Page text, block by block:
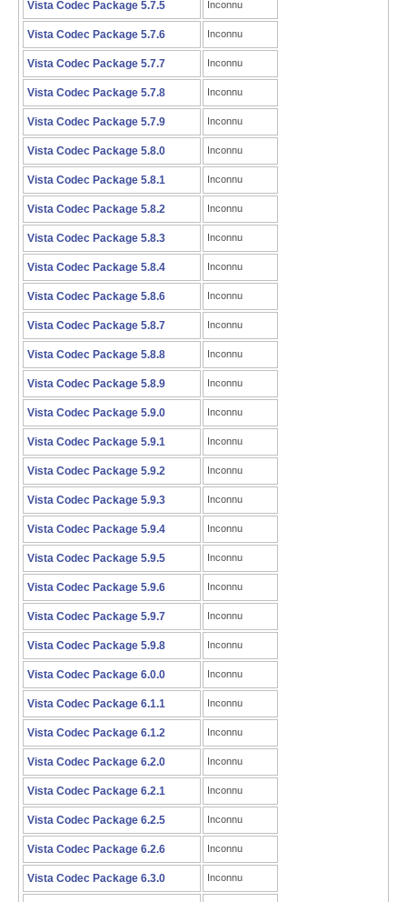
Vista Codec Package 5.7.5 Inconnu
Vista Codec Package 5.7.6 Inconnu
Vista Codec Package 5.7.7 Inconnu
Vista Codec Package 5.7.8 Inconnu
Vista Codec Package 5.7.9 Inconnu
Vista Codec Package 5.8.0 Inconnu
Vista Codec Package 5.8.1 Inconnu
Vista Codec Package 5.8.2 Inconnu
Vista Codec Package 5.8.3 Inconnu
Vista Codec Package 5.8.4 Inconnu
Vista Codec Package 5.8.6 Inconnu
Vista Codec Package 5.8.7 Inconnu
Vista Codec Package 5.8.8 Inconnu
Vista Codec Package 5.8.9 Inconnu
Vista Codec Package 5.9.0 Inconnu
Vista Codec Package 5.9.1 Inconnu
Vista Codec Package 5.9.2 Inconnu
Vista Codec Package 5.9.3 Inconnu
Vista Codec Package 5.9.4 Inconnu
Vista Codec Package 5.9.5 Inconnu
Vista Codec Package 5.9.6 Inconnu
Vista Codec Package 5.9.7 Inconnu
Vista Codec Package 5.9.8 Inconnu
Vista Codec Package 6.0.0 Inconnu
Vista Codec Package 6.1.1 Inconnu
Vista Codec Package 6.1.2 Inconnu
Vista Codec Package 6.2.0 Inconnu
Vista Codec Package 6.2.1 Inconnu
Vista Codec Package 6.2.5 Inconnu
Vista Codec Package 6.2.6 Inconnu
Vista Codec Package 6.3.0 Inconnu